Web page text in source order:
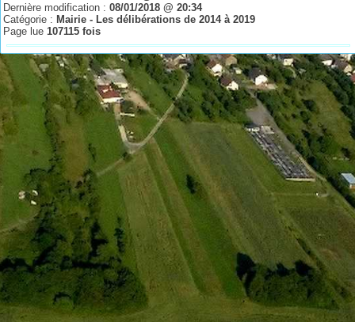
Dernière modification :08/01/2018 @ 20:34
Catégorie : Mairie - Les délibérations de 2014 à 2019
Page lue107115 fois